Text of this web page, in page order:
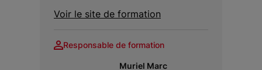
Voir le site de formation
Responsable de formation
Muriel Marc